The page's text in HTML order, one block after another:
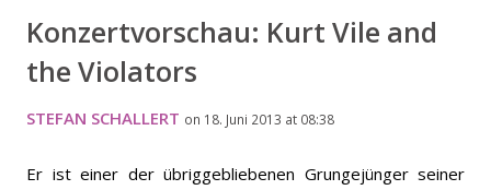
Konzertvorschau: Kurt Vile and
the Violators
STEFAN SCHALLERT on 18. Juni 2013 at 08:38
Er ist einer der übriggebliebenen Grungejünger seiner